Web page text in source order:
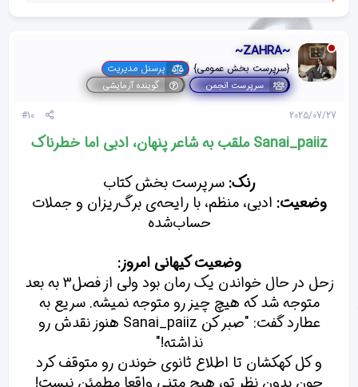
ک
ن
ه
[
ی
س
د
~ZAHRA~
{سرپرست بخش عمومی} پرسنل مدیریت
سرپرست انجمن گوینده آزمایشی
2025/07/27
#10
Sanai_paiiz ملقب به شاعر پنهان، ادبی اما خطرناک
رنک: سرپرست بخش کتاب
وضعیت: ادبی، منظم، با رایحه‌ی برگ‌ریزان و جملات
حساب‌شده
وضعیت کیهانی امروز:
زحل در حال خواندن یک رمان بود ولی از فصل3 به بعد
متوجه شد که هیچ چیز رو متوجه نمیشه. سریع به
عطارد گفت: "صبر کن
Sanai_paiiz هنوز نقدش رو
نذاشته!"
و کل کهکشان تا اطلاع ثانوی خوندن رو متوقف کرد